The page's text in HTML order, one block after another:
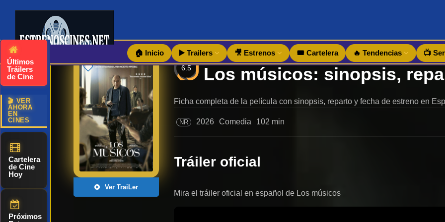
Últimos
Tráilers
de Cine
🎬 VER
AHORA
EN
CINES
Cartelera
de Cine
Hoy
Próximos
🏠 Inicio ▶️ Trailers 🎥 Estrenos 🎟️ Cartelera 🔥 Tendencias 📺
Ver TraiLer
6.5
Ficha completa de la película con sinopsis, reparto y fecha de estreno en
NR 2026 Comedia 102 min
Tráiler oficial
Mira el tráiler oficial en español de Los músicos